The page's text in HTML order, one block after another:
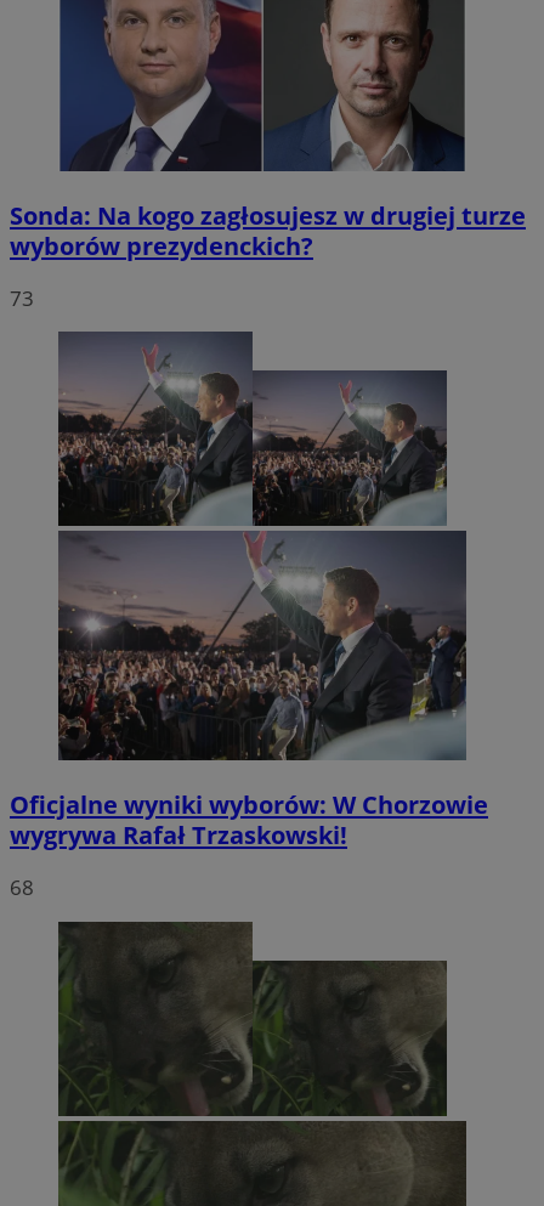
Sonda: Na kogo zagłosujesz w drugiej turze
wyborów prezydenckich?
73
Oficjalne wyniki wyborów: W Chorzowie
wygrywa Rafał Trzaskowski!
68